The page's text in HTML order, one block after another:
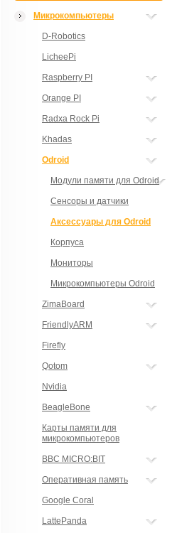
Микрокомпьютеры
D-Robotics
LicheePi
Raspberry PI
Orange PI
Radxa Rock Pi
Khadas
Odroid
Модули памяти для Odroid
Сенсоры и датчики
Аксессуары для Odroid
Корпуса
Мониторы
Микрокомпьютеры Odroid
ZimaBoard
FriendlyARM
Firefly
Qotom
Nvidia
BeagleBone
Карты памяти для
микрокомпьютеров
BBC MICRO:BIT
Оперативная память
Google Coral
LattePanda